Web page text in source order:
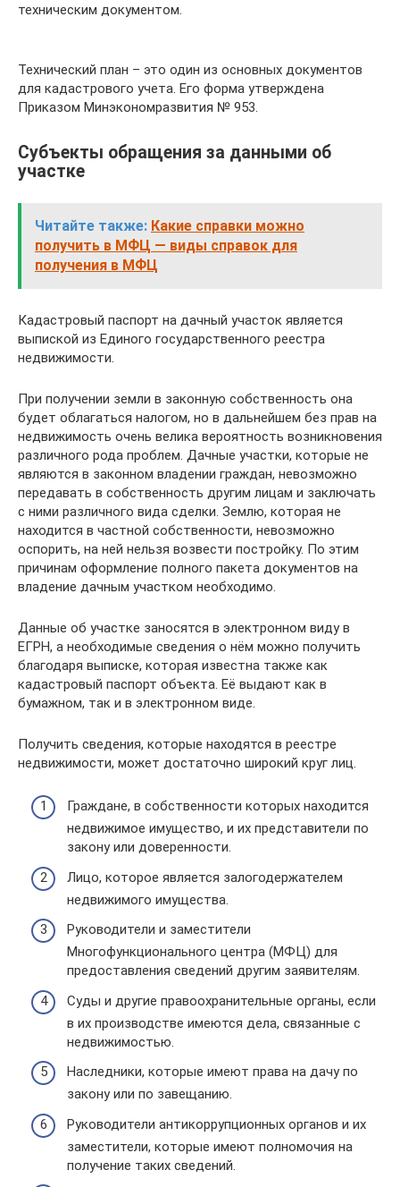
техническим документом.
Технический план – это один из основных документов
для кадастрового учета. Его форма утверждена
Приказом Минэкономразвития № 953.
Субъекты обращения за данными об
участке
Читайте также: Какие справки можно
получить в МФЦ — виды справок для
получения в МФЦ
Кадастровый паспорт на дачный участок является
выпиской из Единого государственного реестра
недвижимости.
При получении земли в законную собственность она
будет облагаться налогом, но в дальнейшем без прав на
недвижимость очень велика вероятность возникновения
различного рода проблем. Дачные участки, которые не
являются в законном владении граждан, невозможно
передавать в собственность другим лицам и заключать
с ними различного вида сделки. Землю, которая не
находится в частной собственности, невозможно
оспорить, на ней нельзя возвести постройку. По этим
причинам оформление полного пакета документов на
владение дачным участком необходимо.
Данные об участке заносятся в электронном виду в
ЕГРН, а необходимые сведения о нём можно получить
благодаря выписке, которая известна также как
кадастровый паспорт объекта. Её выдают как в
бумажном, так и в электронном виде.
Получить сведения, которые находятся в реестре
недвижимости, может достаточно широкий круг лиц.
Граждане, в собственности которых находится
недвижимое имущество, и их представители по
закону или доверенности.
Лицо, которое является залогодержателем
недвижимого имущества.
Руководители и заместители
Многофункционального центра (МФЦ) для
предоставления сведений другим заявителям.
Суды и другие правоохранительные органы, если
в их производстве имеются дела, связанные с
недвижимостью.
Наследники, которые имеют права на дачу по
закону или по завещанию.
Руководители антикоррупционных органов и их
заместители, которые имеют полномочия на
получение таких сведений.